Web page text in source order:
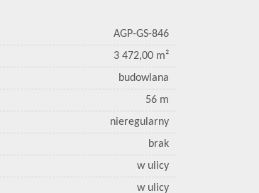
AGP-GS-846
3 472,00 m²
budowlana
56 m
nieregularny
brak
w ulicy
w ulicy